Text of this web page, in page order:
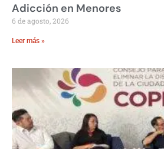
Adicción en Menores
6 de agosto, 2026
Leer más »